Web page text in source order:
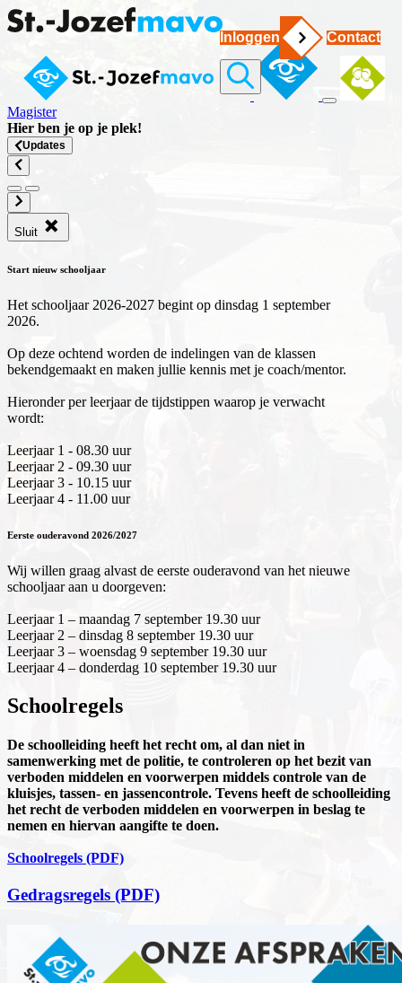
Inloggen Contact
Magister
Hier ben je op je plek!
Updates
Sluit
Start nieuw schooljaar
Het schooljaar 2026-2027 begint op dinsdag 1 september
2026.
Op deze ochtend worden de indelingen van de klassen
bekendgemaakt en maken jullie kennis met je coach/mentor.
Hieronder per leerjaar de tijdstippen waarop je verwacht
wordt:
Leerjaar 1 - 08.30 uur
Leerjaar 2 - 09.30 uur
Leerjaar 3 - 10.15 uur
Leerjaar 4 - 11.00 uur
Eerste ouderavond 2026/2027
Wij willen graag alvast de eerste ouderavond van het nieuwe
schooljaar aan u doorgeven:
Leerjaar 1 – maandag 7 september 19.30 uur
Leerjaar 2 – dinsdag 8 september 19.30 uur
Leerjaar 3 – woensdag 9 september 19.30 uur
Leerjaar 4 – donderdag 10 september 19.30 uur
Schoolregels
De schoolleiding heeft het recht om, al dan niet in
samenwerking met de politie, te controleren op het bezit van
verboden middelen en voorwerpen middels controle van de
kluisjes, tassen- en jassencontrole. Tevens heeft de schoolleiding
het recht de verboden middelen en voorwerpen in beslag te
nemen en hiervan aangifte te doen.
Schoolregels (PDF)
Gedragsregels (PDF)